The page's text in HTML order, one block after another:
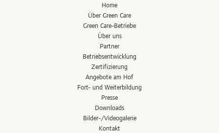
Home
Über Green Care
Green Care-Betriebe
Über uns
Partner
Betriebs­entwicklung
Zertifizierung
Angebote am Hof
Fort- und Weiterbildung
Presse
Downloads
Bilder-/Videogalerie
Kontakt